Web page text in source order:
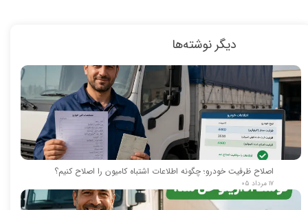
دیگر نوشته‌ها
اصلاح ظرفیت خودرو؛ چگونه اطلاعات اشتباه کامیون را اصلاح کنیم؟
۱۷ مرداد ۰۵